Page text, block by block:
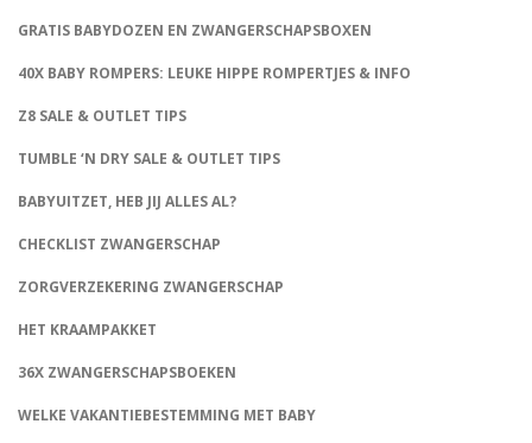
GRATIS BABYDOZEN EN ZWANGERSCHAPSBOXEN
40X BABY ROMPERS: LEUKE HIPPE ROMPERTJES & INFO
Z8 SALE & OUTLET TIPS
TUMBLE ‘N DRY SALE & OUTLET TIPS
BABYUITZET, HEB JIJ ALLES AL?
CHECKLIST ZWANGERSCHAP
ZORGVERZEKERING ZWANGERSCHAP
HET KRAAMPAKKET
36X ZWANGERSCHAPSBOEKEN
WELKE VAKANTIEBESTEMMING MET BABY